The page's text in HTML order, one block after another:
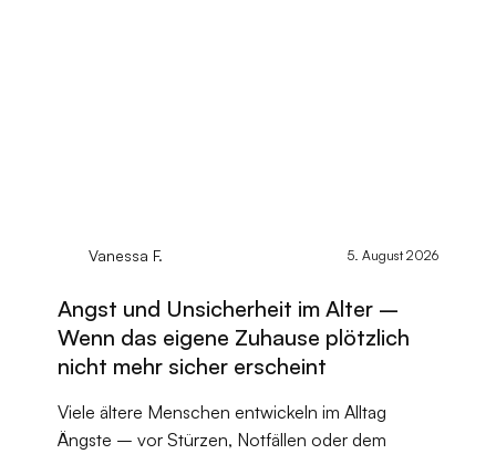
Vanessa F. 5. August 2026
Angst und Unsicherheit im Alter –
Wenn das eigene Zuhause plötzlich
nicht mehr sicher erscheint
Viele ältere Menschen entwickeln im Alltag
Ängste – vor Stürzen, Notfällen oder dem